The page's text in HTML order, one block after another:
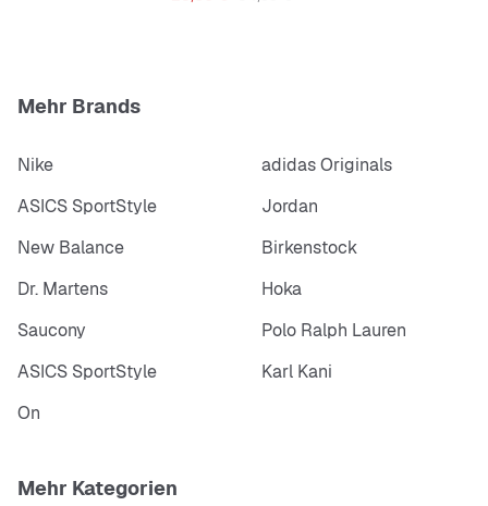
Mehr Brands
Nike
adidas Originals
ASICS SportStyle
Jordan
New Balance
Birkenstock
Dr. Martens
Hoka
Saucony
Polo Ralph Lauren
ASICS SportStyle
Karl Kani
On
Mehr Kategorien